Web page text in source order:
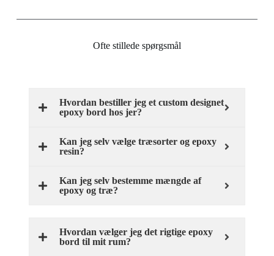
Ofte stillede spørgsmål
Hvordan bestiller jeg et custom designet
epoxy bord hos jer?
Kan jeg selv vælge træsorter og epoxy
resin?
Kan jeg selv bestemme mængde af
epoxy og træ?
Hvordan vælger jeg det rigtige epoxy
bord til mit rum?